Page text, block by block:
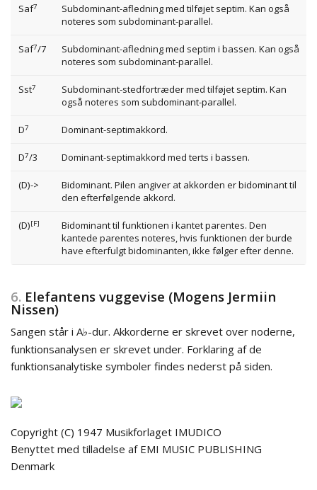
Saf7
Subdominant-afledning med tilføjet septim. Kan også
noteres som subdominant-parallel.
Saf7/7
Subdominant-afledning med septim i bassen. Kan også
noteres som subdominant-parallel.
Sst7
Subdominant-stedfortræder med tilføjet septim. Kan
også noteres som subdominant-parallel.
D7 Dominant-septimakkord.
D7/3 Dominant-septimakkord med terts i bassen.
(D)->
Bidominant. Pilen angiver at akkorden er bidominant til
den efterfølgende akkord.
(D)[F]
Bidominant til funktionen i kantet parentes. Den
kantede parentes noteres, hvis funktionen der burde
have efterfulgt bidominanten, ikke følger efter denne.
6. Elefantens vuggevise (Mogens Jermiin
Nissen)
Sangen står i A♭-dur. Akkorderne er skrevet over noderne,
funktionsanalysen er skrevet under. Forklaring af de
funktionsanalytiske symboler findes nederst på siden.
Copyright (C) 1947 Musikforlaget IMUDICO
Benyttet med tilladelse af EMI MUSIC PUBLISHING
Denmark